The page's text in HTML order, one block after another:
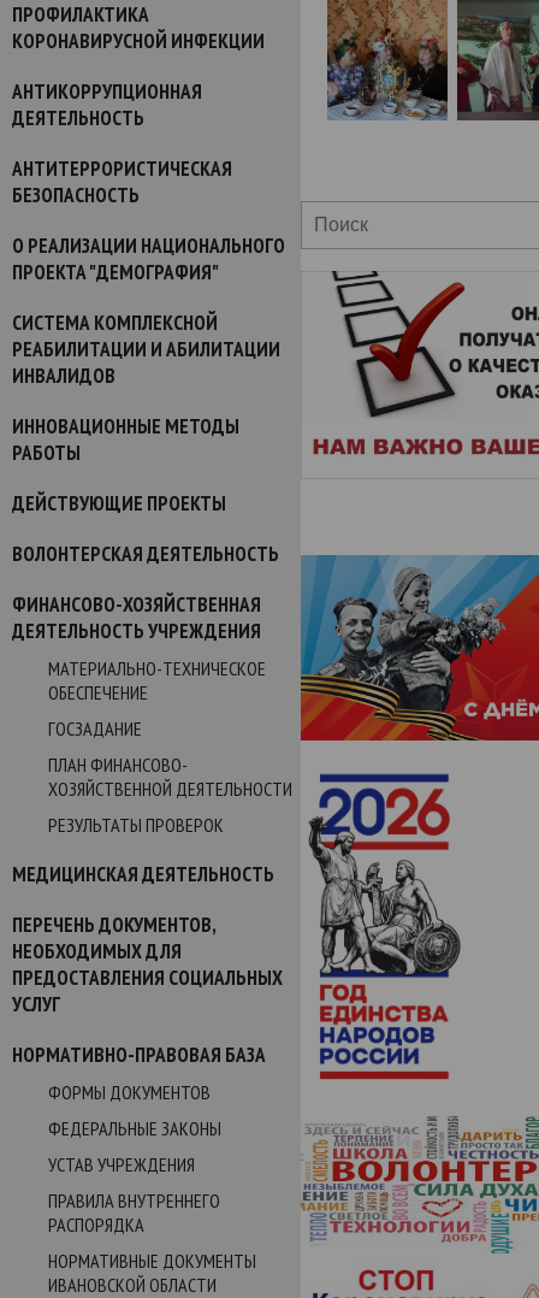
ПРОФИЛАКТИКА
КОРОНАВИРУСНОЙ ИНФЕКЦИИ
АНТИКОРРУПЦИОННАЯ
ДЕЯТЕЛЬНОСТЬ
АНТИТЕРРОРИСТИЧЕСКАЯ
БЕЗОПАСНОСТЬ
О РЕАЛИЗАЦИИ НАЦИОНАЛЬНОГО
ПРОЕКТА "ДЕМОГРАФИЯ"
СИСТЕМА КОМПЛЕКСНОЙ
РЕАБИЛИТАЦИИ И АБИЛИТАЦИИ
ИНВАЛИДОВ
ИННОВАЦИОННЫЕ МЕТОДЫ
РАБОТЫ
ДЕЙСТВУЮЩИЕ ПРОЕКТЫ
ВОЛОНТЕРСКАЯ ДЕЯТЕЛЬНОСТЬ
ФИНАНСОВО-ХОЗЯЙСТВЕННАЯ
ДЕЯТЕЛЬНОСТЬ УЧРЕЖДЕНИЯ
МАТЕРИАЛЬНО-ТЕХНИЧЕСКОЕ
ОБЕСПЕЧЕНИЕ
ГОСЗАДАНИЕ
ПЛАН ФИНАНСОВО-
ХОЗЯЙСТВЕННОЙ ДЕЯТЕЛЬНОСТИ
РЕЗУЛЬТАТЫ ПРОВЕРОК
МЕДИЦИНСКАЯ ДЕЯТЕЛЬНОСТЬ
ПЕРЕЧЕНЬ ДОКУМЕНТОВ,
НЕОБХОДИМЫХ ДЛЯ
ПРЕДОСТАВЛЕНИЯ СОЦИАЛЬНЫХ
УСЛУГ
НОРМАТИВНО-ПРАВОВАЯ БАЗА
ФОРМЫ ДОКУМЕНТОВ
ФЕДЕРАЛЬНЫЕ ЗАКОНЫ
УСТАВ УЧРЕЖДЕНИЯ
ПРАВИЛА ВНУТРЕННЕГО
РАСПОРЯДКА
НОРМАТИВНЫЕ ДОКУМЕНТЫ
ИВАНОВСКОЙ ОБЛАСТИ